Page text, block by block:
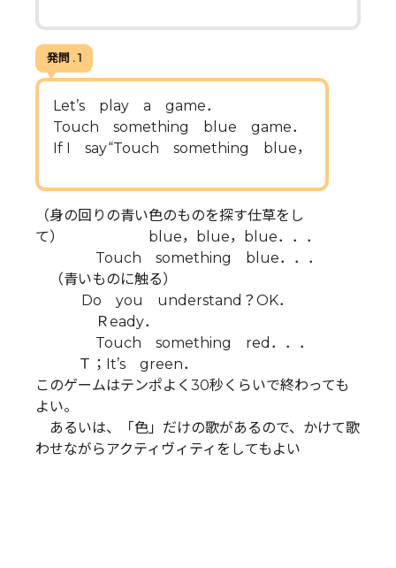
発問 . 1
Let’s play a game．
Touch something blue game．
If I say“Touch something blue，
（身の回りの青い色のものを探す仕草をし
て） blue，blue，blue．．．
Touch something blue．．．
（青いものに触る）
Do you understand？OK．
Ｒeady．
Touch something red．．．
Ｔ；It’s green．
このゲームはテンポよく30秒くらいで終わっても
よい。
あるいは、「色」だけの歌があるので、かけて歌
わせながらアクティヴィティをしてもよい